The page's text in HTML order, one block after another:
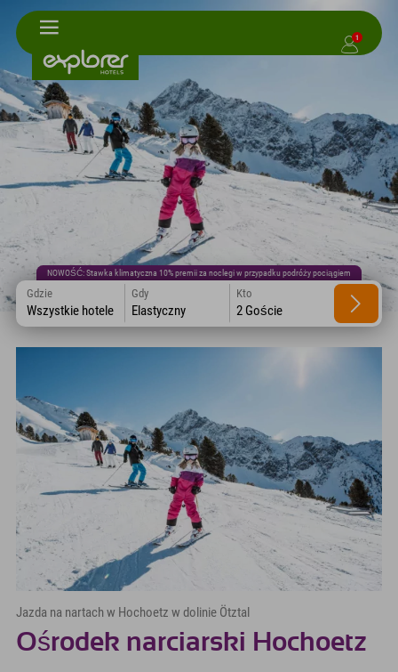
1
NOWOŚĆ: Stawka klimatyczna 10% premii za noclegi w przypadku podróży pociągiem
Gdzie
Wszystkie hotele
Gdy
Elastyczny
Kto
2 Goście
Jazda na nartach w Hochoetz w dolinie Ötztal
Ośrodek narciarski Hochoetz